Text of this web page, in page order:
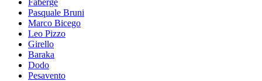
Pasquale Bruni
Marco Bicego
Leo Pizzo
Girello
Baraka
Dodo
Pesavento